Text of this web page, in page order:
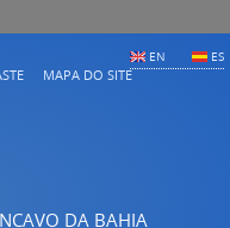
EN ES
MAPA DO SITE
DA BAHIA